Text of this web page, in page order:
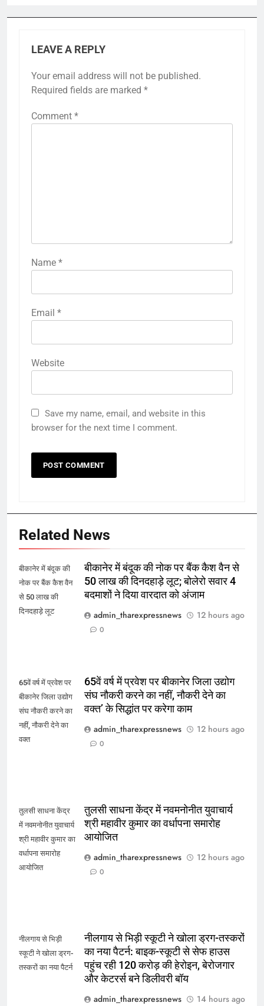
LEAVE A REPLY
Your email address will not be published.
Required fields are marked *
Comment *
Name *
Email *
Website
Save my name, email, and website in this
browser for the next time I comment.
Related News
बीकानेर में बंदूक की
नोक पर बैंक कैश वैन
से 50 लाख की
दिनदहाड़े लूट
बीकानेर में बंदूक की नोक पर बैंक कैश वैन से
50 लाख की दिनदहाड़े लूट; बोलेरो सवार 4
बदमाशों ने दिया वारदात को अंजाम
admin_tharexpressnews
12 hours ago
0
65वें वर्ष में प्रवेश पर
बीकानेर जिला उद्योग
संघ नौकरी करने का
नहीं, नौकरी देने का
वक्त
65वें वर्ष में प्रवेश पर बीकानेर जिला उद्योग
संघ नौकरी करने का नहीं, नौकरी देने का
वक्त’ के सिद्धांत पर करेगा काम
admin_tharexpressnews
12 hours ago
0
तुलसी साधना केंद्र
में नवमनोनीत युवाचार्य
श्री महावीर कुमार का
वर्धापना समारोह
आयोजित
तुलसी साधना केंद्र में नवमनोनीत युवाचार्य
श्री महावीर कुमार का वर्धापना समारोह
आयोजित
admin_tharexpressnews
12 hours ago
0
नीलगाय से भिड़ी
स्कूटी ने खोला ड्रग-
तस्करों का नया पैटर्न
नीलगाय से भिड़ी स्कूटी ने खोला ड्रग-तस्करों
का नया पैटर्न: बाइक-स्कूटी से सेफ हाउस
पहुंच रही 120 करोड़ की हेरोइन, बेरोजगार
और केटरर्स बने डिलीवरी बॉय
admin_tharexpressnews
14 hours ago